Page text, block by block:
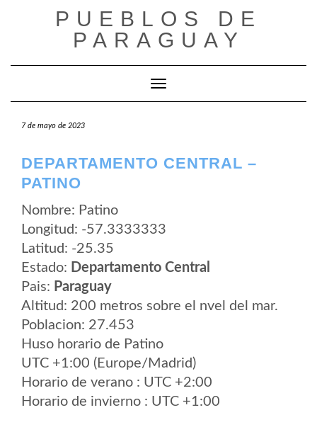
PUEBLOS DE
PARAGUAY
Cambiar modo de navegación
7 de mayo de 2023
DEPARTAMENTO CENTRAL –
PATINO
Nombre: Patino
Longitud: -57.3333333
Latitud: -25.35
Estado: Departamento Central
Pais: Paraguay
Altitud: 200 metros sobre el nvel del mar.
Poblacion: 27.453
Huso horario de Patino
UTC +1:00 (Europe/Madrid)
Horario de verano : UTC +2:00
Horario de invierno : UTC +1:00